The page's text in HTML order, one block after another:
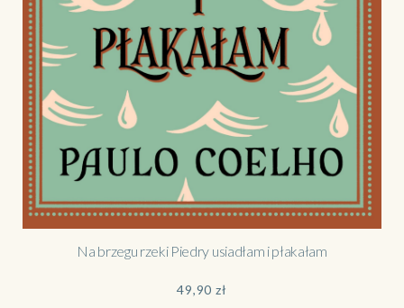
Na brzegu rzeki Piedry usiadłam i płakałam
49,90zł